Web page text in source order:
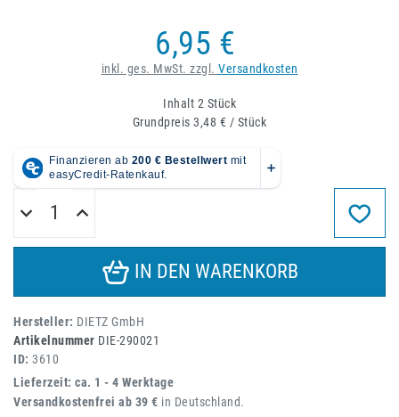
6,95 €
inkl. ges. MwSt. zzgl. Versandkosten
Inhalt 2 Stück
Grundpreis3,48 € / Stück
IN DEN WARENKORB
Hersteller: DIETZ GmbH
Artikelnummer DIE-290021
ID: 3610
Lieferzeit: ca. 1 - 4 Werktage
Versandkostenfrei ab 39 € in Deutschland.